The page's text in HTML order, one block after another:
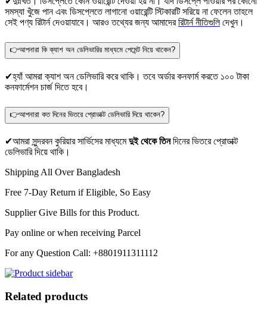
সমস্যা খুঁজে পান এবং ডিসপ্লেতে লাগানো ওয়ারেন্টি স্টিকারটি সরিয়ে না ফেলেন তাহলে
সেই পণ্য রিটার্ন দেওয়াযাবে। আরও তথ্যের জন্য আমাদেররিটার্ন নীতিগুলিদেখুন।
👉আপনারা কি ক্যাশ অন ডেলিভারির মাধ্যমে পেমেন্ট নিয়ে থাকেন?
✔হ্যাঁ আমরা ক্যাশ অন ডেলিভারি করে থাকি। তবে অর্ডার কনফার্ম করতে ১০০ টাকা
কনফার্মেশন চার্জ দিতে হবে।
👉আপনারা কত দিনের ভিতরে প্রোডাক্ট ডেলিভারি দিয়ে থাকেন?
✔আমরা সুন্দরবন কুরিয়ার সার্ভিসের মাধ্যমেদুই থেকে তিনদিনের ভিতরে প্রোডাক্ট
ডেলিভারি দিয়ে থাকি।
Shipping All Over Bangladesh
Free 7-Day Return if Eligible, So Easy
Supplier Give Bills for this Product.
Pay online or when receiving Parcel
For any Question Call: +8801911311112
Related products